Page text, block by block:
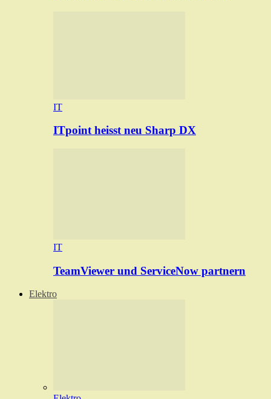
IT
ITpoint heisst neu Sharp DX
IT
TeamViewer und ServiceNow partnern
Elektro